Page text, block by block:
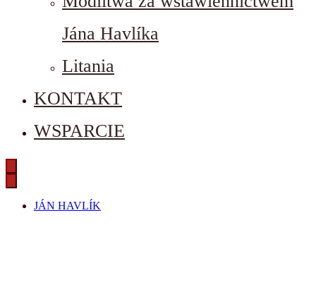
Jána Havlíka
Litania
KONTAKT
WSPARCIE
JÁN HAVLÍK